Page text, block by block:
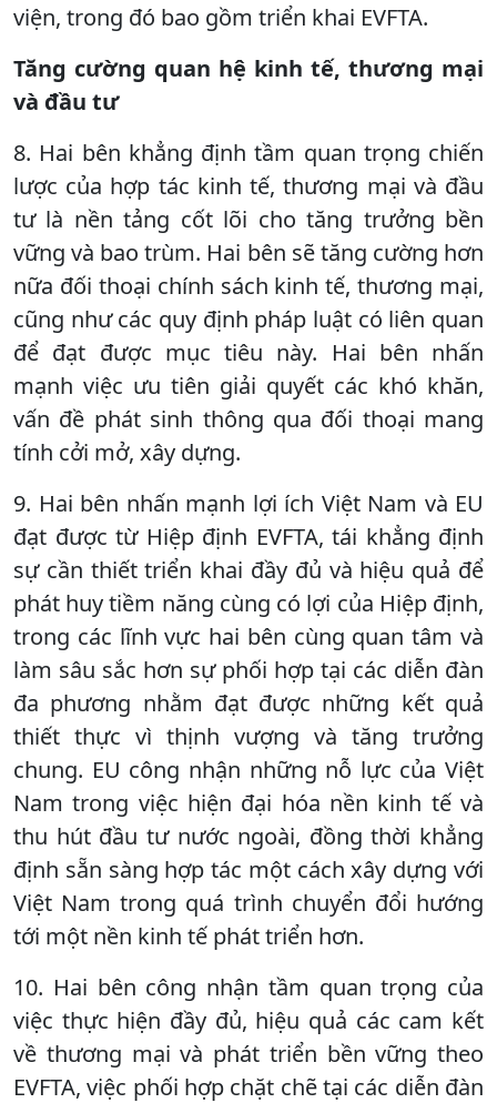
viện, trong đó bao gồm triển khai EVFTA.
Tăng cường quan hệ kinh tế, thương mại
và đầu tư
8. Hai bên khẳng định tầm quan trọng chiến
lược của hợp tác kinh tế, thương mại và đầu
tư là nền tảng cốt lõi cho tăng trưởng bền
vững và bao trùm. Hai bên sẽ tăng cường hơn
nữa đối thoại chính sách kinh tế, thương mại,
cũng như các quy định pháp luật có liên quan
để đạt được mục tiêu này. Hai bên nhấn
mạnh việc ưu tiên giải quyết các khó khăn,
vấn đề phát sinh thông qua đối thoại mang
tính cởi mở, xây dựng.
9. Hai bên nhấn mạnh lợi ích Việt Nam và EU
đạt được từ Hiệp định EVFTA, tái khẳng định
sự cần thiết triển khai đầy đủ và hiệu quả để
phát huy tiềm năng cùng có lợi của Hiệp định,
trong các lĩnh vực hai bên cùng quan tâm và
làm sâu sắc hơn sự phối hợp tại các diễn đàn
đa phương nhằm đạt được những kết quả
thiết thực vì thịnh vượng và tăng trưởng
chung. EU công nhận những nỗ lực của Việt
Nam trong việc hiện đại hóa nền kinh tế và
thu hút đầu tư nước ngoài, đồng thời khẳng
định sẵn sàng hợp tác một cách xây dựng với
Việt Nam trong quá trình chuyển đổi hướng
tới một nền kinh tế phát triển hơn.
10. Hai bên công nhận tầm quan trọng của
việc thực hiện đầy đủ, hiệu quả các cam kết
về thương mại và phát triển bền vững theo
EVFTA, việc phối hợp chặt chẽ tại các diễn đàn